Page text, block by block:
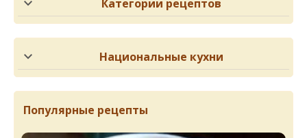
Категории рецептов
Национальные кухни
Популярные рецепты